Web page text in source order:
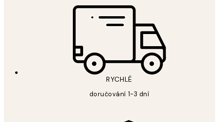
RYCHLÉ
doručování 1-3 dní